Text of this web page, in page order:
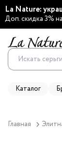
La Nature:
Доп. скидка 3%
Каталог
Главная